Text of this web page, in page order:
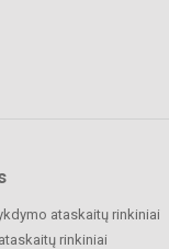
ataskaitų rinkiniai
rinkiniai